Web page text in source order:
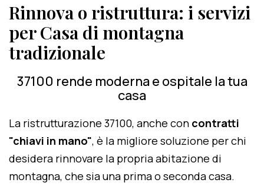
Rinnova o ristruttura: i servizi
per Casa di montagna
tradizionale
37100 rende moderna e ospitale la tua
casa
La ristrutturazione 37100, anche con contratti
"chiavi in mano", è la migliore soluzione per chi
desidera rinnovare la propria abitazione di
montagna, che sia una prima o seconda casa.